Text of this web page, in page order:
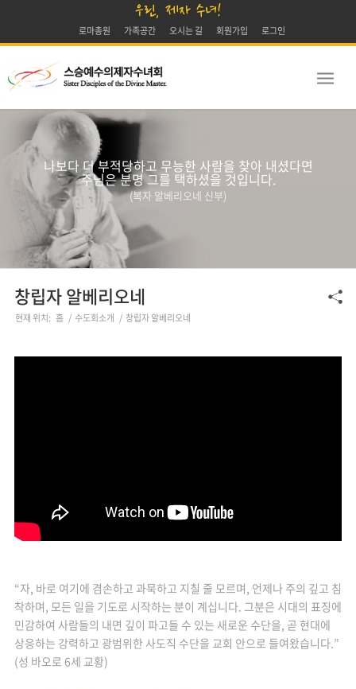
우린, 제자 수녀!
로마총원 가족공간 오시는 길 회원가입 로그인
창립자 알베리오네
현재 위치: 홈 / 수도회소개 / 창립자 알베리오네
나보다 더 부적당하고 무능한 사람을 찾아 내셨다면
주님은 분명 그를 택하셨을 것입니다.
(복자 알베리오네 신부)
“자, 바로 여기에 겸손하고 과묵하고 지칠 줄 모르며, 언제나 주의 깊고 침
착하며, 모든 일을 기도로 시작하는 분이 계십니다. 그분은 시대의 표징에
민감하여 사람들의 내면 깊이 파고들 수 있는 새로운 수단을, 곧 현대에
상응하는 강력하고 광범위한 사도직 수단을 교회 안으로 들여왔습니다.”
(성 바오로 6세 교황)